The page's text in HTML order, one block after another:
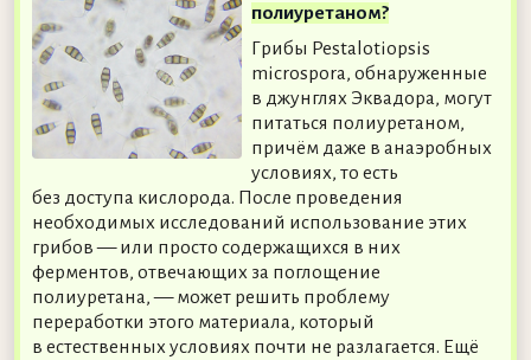
полиуретаном?
Грибы Pestalotiopsis
microspora, обнаруженные
в джунглях Эквадора, могут
питаться полиуретаном,
причём даже в анаэробных
условиях, то есть
без доступа кислорода. После проведения
необходимых исследований использование этих
грибов — или просто содержащихся в них
ферментов, отвечающих за поглощение
полиуретана, — может решить проблему
переработки этого материала, который
в естественных условиях почти не разлагается. Ещё